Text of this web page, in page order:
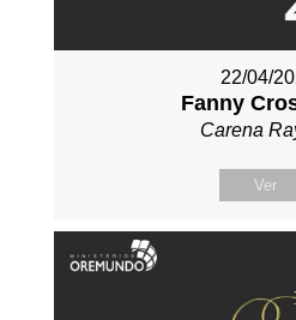
22/04/
Fanny
Carena
Ver